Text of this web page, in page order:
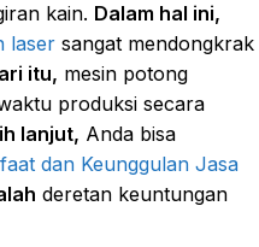
kain. Dalam hal ini,
laser sangat mendongkrak
itu, mesin potong
produksi secara
lanjut, Anda bisa
dan Keunggulan Jasa
deretan keuntungan